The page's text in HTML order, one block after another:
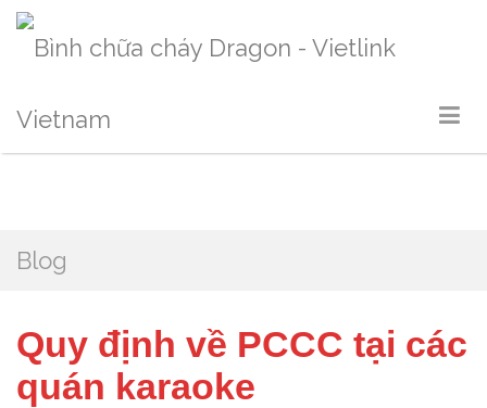
Blog
Quy định về PCCC tại các
quán karaoke